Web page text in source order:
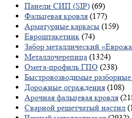
Панели СИП (SIP) (69)
Фальцевая кровля (177)
Арматурные каркасы (159)
Евроштакетник (74)
Забор металлический
Металлочерепица (1324)
Омега-профиль ГПО (238)
Быстровозводимые
Дорожные ограждения (108)
Арочная фальцевая кровля
Сварной решетчатый настил